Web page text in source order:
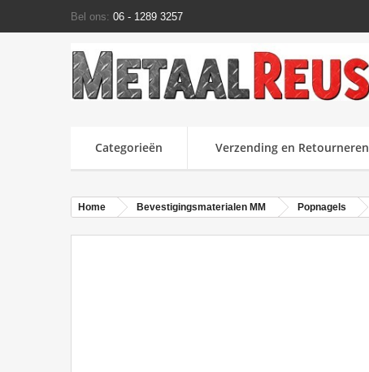
Bel ons: 06 - 1289 3257
Categorieën Verzending en Retourneren
Home Bevestigingsmaterialen MM Popnagels